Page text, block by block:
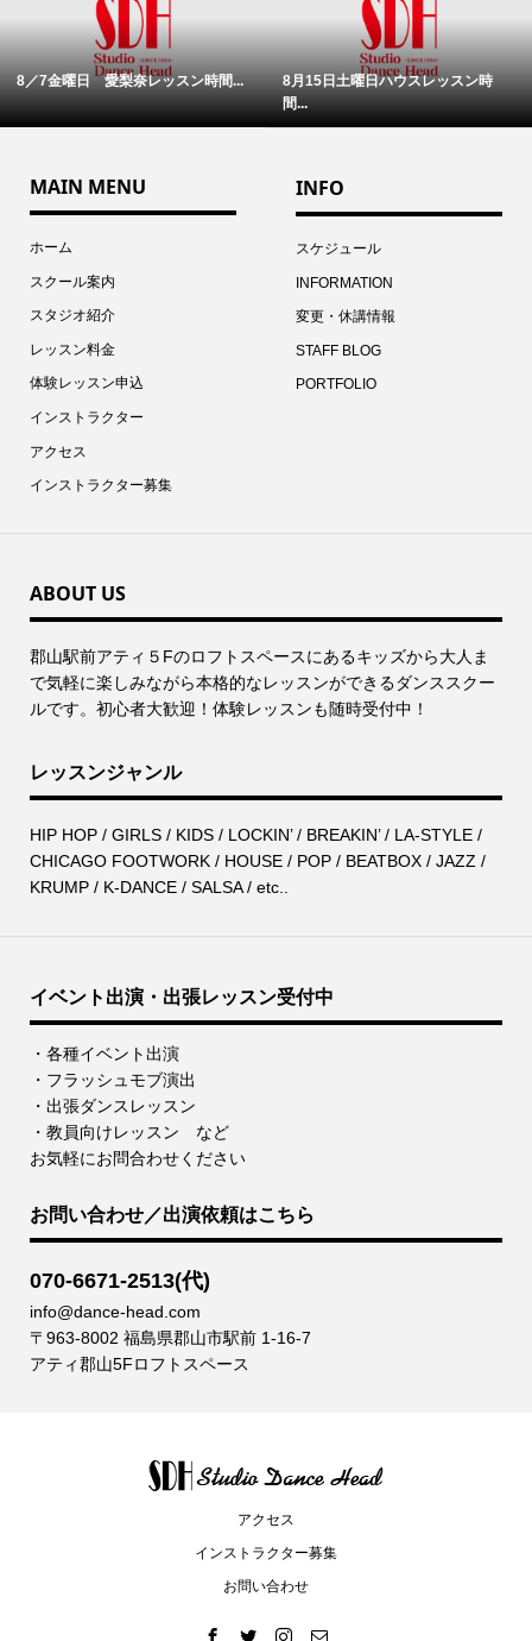
8／7金曜日 愛梨奈レッスン時間...
8月15日土曜日ハウスレッスン時
間...
MAIN MENU
ホーム
スクール案内
スタジオ紹介
レッスン料金
体験レッスン申込
インストラクター
アクセス
インストラクター募集
INFO
スケジュール
INFORMATION
変更・休講情報
STAFF BLOG
PORTFOLIO
ABOUT US
郡⼭駅前アティ５Fのロフトスペースにあるキッズから⼤⼈ま
で気軽に楽しみながら本格的なレッスンができるダンススクー
ルです。初心者大歓迎！体験レッスンも随時受付中！
レッスンジャンル
HIP HOP / GIRLS / KIDS / LOCKIN’ / BREAKIN’ / LA-STYLE /
CHICAGO FOOTWORK / HOUSE / POP / BEATBOX / JAZZ /
KRUMP / K-DANCE / SALSA / etc..
イベント出演・出張レッスン受付中
・各種イベント出演
・フラッシュモブ演出
・出張ダンスレッスン
・教員向けレッスン など
お気軽にお問合わせください
お問い合わせ／出演依頼はこちら
070-6671-2513(代)
info@dance-head.com
〒963-8002 福島県郡山市駅前 1-16-7
アティ郡山5Fロフトスペース
アクセス
インストラクター募集
お問い合わせ